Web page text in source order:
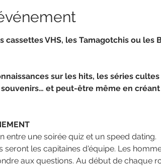
cassettes VHS, les Tamagotchis ou
sur les hits, les séries
et peut-être même en
entre une soirée quiz et un speed dating.
seront les capitaines d'équipe. Les
aux questions. Au début de chaque